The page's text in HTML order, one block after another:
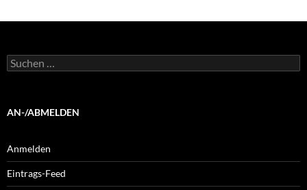
Suchen
nach:
AN-/ABMELDEN
Anmelden
Eintrags-Feed